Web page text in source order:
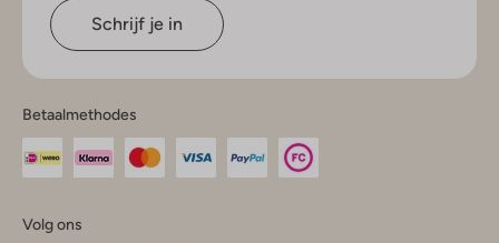
Schrijf je in
Betaalmethodes
Volg ons